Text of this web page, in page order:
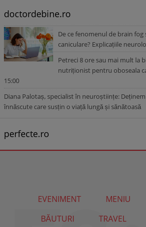
doctordebine.ro
De ce fenomenul de brain fog
caniculare? Explicațiile
Petreci 8 ore sau mai mult la
nutriționist pentru oboseala
15:00
Diana Palotaș, specialist în neuroștiințe:
înnăscute care susțin o viață lungă și sănătoasă
perfecte.ro
EVENIMENT MENIU
BĂUTURI
TRAVEL